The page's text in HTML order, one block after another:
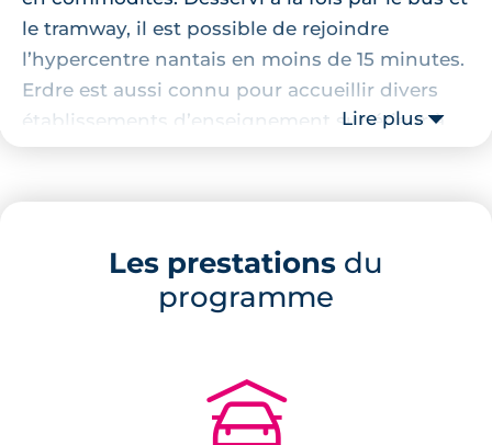
le tramway, il est possible de rejoindre
l’hypercentre nantais en moins de 15 minutes.
Erdre est aussi connu pour accueillir divers
établissements d’enseignement supérieur à
l’image de Polytech, l’École des Mines ou
Proche des commerces, des transports, des
écoles et des universités, ce
simplement d’une adresse de premier choix
pour faciliter le quotidien des habitants.
Lire plus
Les prestations du
programme
🚗